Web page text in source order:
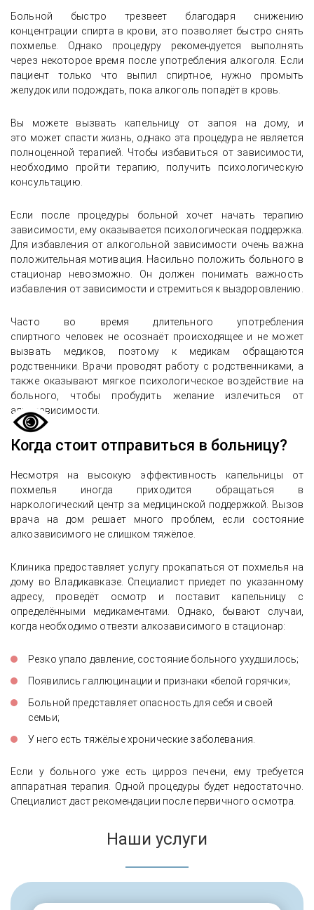
Больной быстро трезвеет благодаря снижению
концентрации спирта в крови, это позволяет быстро снять
похмелье. Однако процедуру рекомендуется выполнять
через некоторое время после употребления алкоголя. Если
пациент только что выпил спиртное, нужно промыть
желудок или подождать, пока алкоголь попадёт в кровь.
Вы можете вызвать капельницу от запоя на дому, и
это может спасти жизнь, однако эта процедура не является
полноценной терапией. Чтобы избавиться от зависимости,
необходимо пройти терапию, получить психологическую
консультацию.
Если после процедуры больной хочет начать терапию
зависимости, ему оказывается психологическая поддержка.
Для избавления от алкогольной зависимости очень важна
положительная мотивация. Насильно положить больного в
стационар невозможно. Он должен понимать важность
избавления от зависимости и стремиться к выздоровлению.
Часто во время длительного употребления
спиртного человек не осознаёт происходящее и не может
вызвать медиков, поэтому к медикам обращаются
родственники. Врачи проводят работу с родственниками, а
также оказывают мягкое психологическое воздействие на
больного, чтобы пробудить желание излечиться от
алкозависимости.
Когда стоит отправиться в больницу?
Несмотря на высокую эффективность капельницы от
похмелья иногда приходится обращаться в
наркологический центр за медицинской поддержкой. Вызов
врача на дом решает много проблем, если состояние
алкозависимого не слишком тяжёлое.
Клиника предоставляет услугу прокапаться от похмелья на
дому во Владикавказе. Специалист приедет по указанному
адресу, проведёт осмотр и поставит капельницу с
определёнными медикаментами. Однако, бывают случаи,
когда необходимо отвезти алкозависимого в стационар:
Резко упало давление, состояние больного ухудшилось;
Появились галлюцинации и признаки «белой горячки»;
Больной представляет опасность для себя и своей
семьи;
У него есть тяжёлые хронические заболевания.
Если у больного уже есть цирроз печени, ему требуется
аппаратная терапия. Одной процедуры будет недостаточно.
Специалист даст рекомендации после первичного осмотра.
Наши услуги